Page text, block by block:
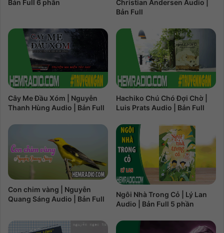
Bản Full 6 phần
Christian Andersen Audio |
Bản Full
Cây Me Đầu Xóm | Nguyễn
Thanh Hùng Audio | Bản Full
Hachiko Chú Chó Đợi Chờ |
Luis Prats Audio | Bản Full
Con chim vàng | Nguyễn
Quang Sáng Audio | Bản Full
Ngôi Nhà Trong Cỏ | Lý Lan
Audio | Bản Full 5 phần